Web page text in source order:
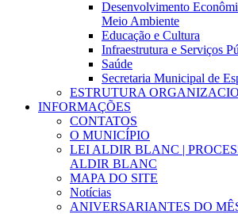
Desenvolvimento
Meio Ambiente
Educação e Cultura
Infraestrutura e Serviços
Saúde
Secretaria Municipal de
ESTRUTURA
INFORMAÇÕES
CONTATOS
O MUNICÍPIO
LEI ALDIR BLANC |
ALDIR BLANC
MAPA DO SITE
Notícias
ANIVERSARIANTES DO